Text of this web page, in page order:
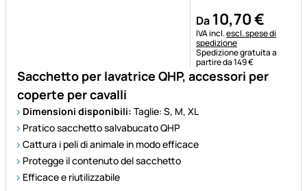
Sacchetto per lavatrice QHP, accessori per
coperte per cavalli
Dimensioni disponibili: Taglie: S, M, XL
Pratico sacchetto salvabucato QHP
Cattura i peli di animale in modo efficace
Protegge il contenuto del sacchetto
Efficace e riutilizzabile
Da 10,70€
Informazioni fiscali:
IVA incl.escl. spese di
spedizione
Spedizione gratuita a
partire da 149 €